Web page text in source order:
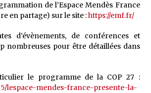
de l’Espace Mendès France
en partage) sur le site :https://emf.fr/
d’évènements, de conférences et
nombreuses pour être détaillées dans
le programme de la COP 27 :
lespace-mendes-france-presente-la-